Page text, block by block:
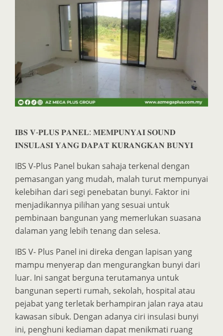
𝐈𝐁𝐒 𝐕-𝐏𝐋𝐔𝐒 𝐏𝐀𝐍𝐄𝐋: 𝐌𝐄𝐌𝐏𝐔𝐍𝐘𝐀𝐈 𝐒𝐎𝐔𝐍𝐃
𝐈𝐍𝐒𝐔𝐋𝐀𝐒𝐈 𝐘𝐀𝐍𝐆 𝐃𝐀𝐏𝐀𝐓 𝐊𝐔𝐑𝐀𝐍𝐆𝐊𝐀𝐍 𝐁𝐔𝐍𝐘𝐈
IBS V-Plus Panel bukan sahaja terkenal dengan
pemasangan yang mudah, malah turut mempunyai
kelebihan dari segi penebatan bunyi. Faktor ini
menjadikannya pilihan yang sesuai untuk
pembinaan bangunan yang memerlukan suasana
dalaman yang lebih tenang dan selesa.
IBS V- Plus Panel ini direka dengan lapisan yang
mampu menyerap dan mengurangkan bunyi dari
luar. Ini sangat berguna terutamanya untuk
bangunan seperti rumah, sekolah, hospital atau
pejabat yang terletak berhampiran jalan raya atau
kawasan sibuk. Dengan adanya ciri insulasi bunyi
ini, penghuni kediaman dapat menikmati ruang